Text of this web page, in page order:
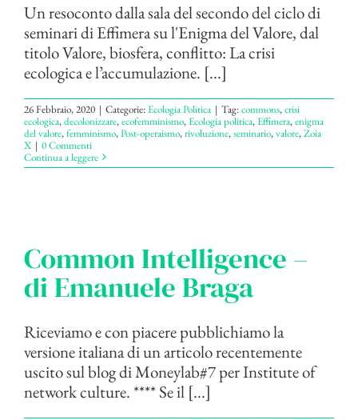
Un resoconto dalla sala del secondo del ciclo di
seminari di Effimera su l'Enigma del Valore, dal
titolo Valore, biosfera, conflitto: La crisi
ecologica e l’accumulazione. [...]
26 Febbraio, 2020 | Categorie:Ecologia Politica | Tag:commons,crisi
ecologica,decolonizzare,ecofemminismo,Ecologia politica,Effimera,enigma
del valore,femminismo,Post-operaismo,rivoluzione,seminario,valore,Zoia
X | 0 Commenti
Continua a leggere
Common Intelligence –
di Emanuele Braga
Riceviamo e con piacere pubblichiamo la
versione italiana di un articolo recentemente
uscito sul blog di Moneylab#7 per Institute of
network culture. **** Se il [...]